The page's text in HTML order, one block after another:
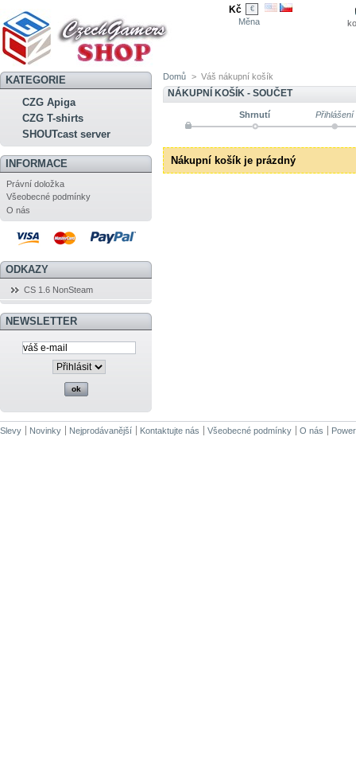
Kč €
Měna
KATEGORIE
CZG Apiga
CZG T-shirts
SHOUTcast server
INFORMACE
Právní doložka
Všeobecné podmínky
O nás
ODKAZY
CS 1.6 NonSteam
NEWSLETTER
Domů > Váš nákupní košík
NÁKUPNÍ KOŠÍK - SOUČET
Shrnutí Přihlášení
Nákupní košík je prázdný
Slevy Novinky Nejprodávanější Kontaktujte nás Všeobecné podmínky O nás